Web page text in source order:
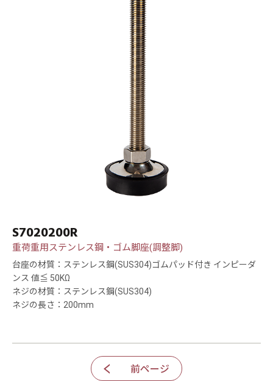
S7020200R
重荷重用ステンレス鋼・ゴム脚座(調整脚)
台座の材質：ステンレス鋼(SUS304)ゴムパッド付き インピーダ
ンス 値≦ 50KΩ
ネジの材質：ステンレス鋼(SUS304)
ネジの長さ：200mm
前ページ